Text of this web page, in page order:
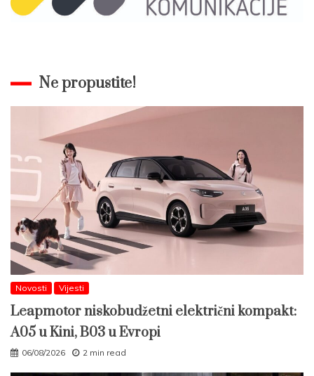
Ne propustite!
Novosti Vijesti
Leapmotor niskobudžetni električni kompakt:
A05 u Kini, B03 u Evropi
06/08/2026 2 min read